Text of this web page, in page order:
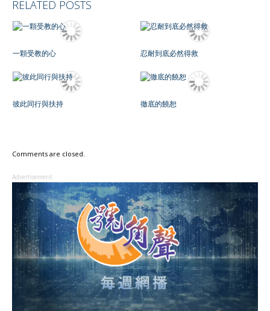
RELATED POSTS
一顆受教的心 忍耐到底必然得救
彼此同行與扶持 徹底的饒恕
Comments are closed.
Advertisement